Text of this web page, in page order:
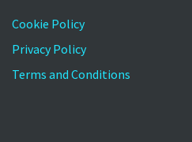
Cookie Policy
Privacy Policy
Terms and Conditions